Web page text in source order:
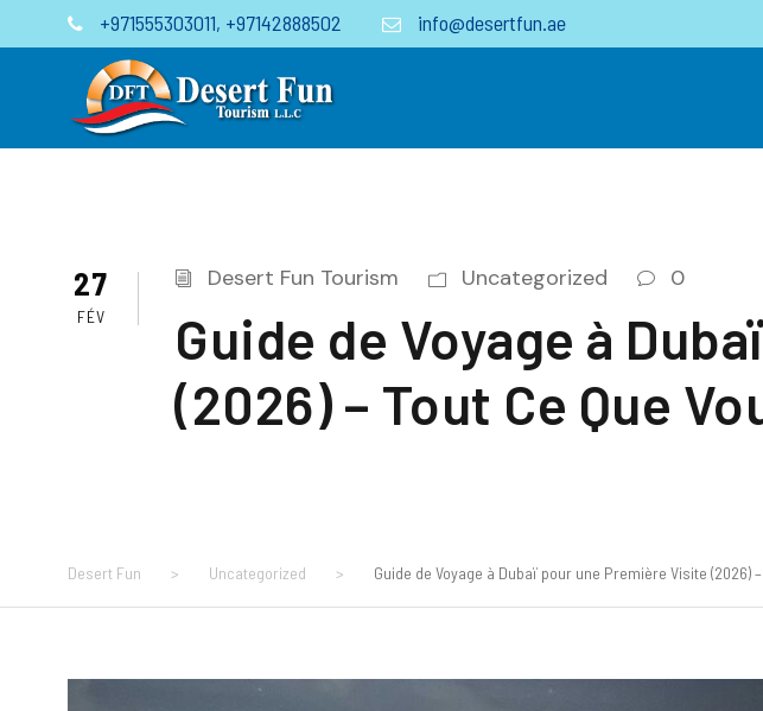
+971555303011, +97142888502 info@desertfun.ae
27
FÉV
Desert Fun Tourism Uncategorized 0
Guide de Voyage à
(2026) – Tout Ce Que
Desert Fun > Uncategorized > Guide de Voyage à Dubaï pour une Première Visite (2026)